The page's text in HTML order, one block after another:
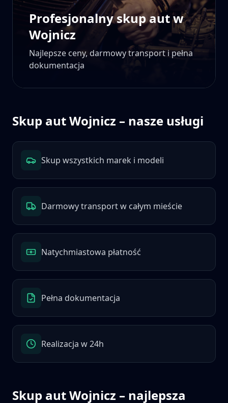
Profesjonalny skup aut w
Wojnicz
Najlepsze ceny, darmowy transport i pełna
dokumentacja
Skup autWojnicz – nasze usługi
Skup wszystkich marek i modeli
Darmowy transport w całym mieście
Natychmiastowa płatność
Pełna dokumentacja
Realizacja w 24h
Skup autWojnicz – najlepsza